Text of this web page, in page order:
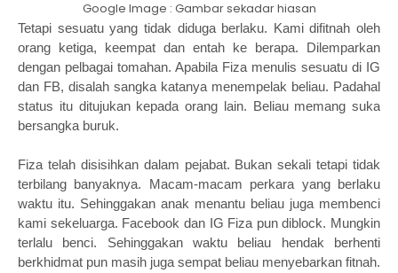
Google Image : Gambar sekadar hiasan
Tetapi sesuatu yang tidak diduga berlaku. Kami difitnah oleh
orang ketiga, keempat dan entah ke berapa. Dilemparkan
dengan pelbagai tomahan. Apabila Fiza menulis sesuatu di IG
dan FB, disalah sangka katanya menempelak beliau. Padahal
status itu ditujukan kepada orang lain. Beliau memang suka
bersangka buruk.
Fiza telah disisihkan dalam pejabat. Bukan sekali tetapi tidak
terbilang banyaknya. Macam-macam perkara yang berlaku
waktu itu. Sehinggakan anak menantu beliau juga membenci
kami sekeluarga. Facebook dan IG Fiza pun diblock. Mungkin
terlalu benci. Sehinggakan waktu beliau hendak berhenti
berkhidmat pun masih juga sempat beliau menyebarkan fitnah.